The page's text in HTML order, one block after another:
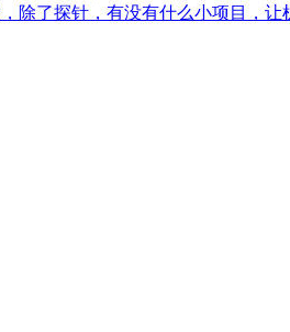
除了探针，有没有什么小项目，